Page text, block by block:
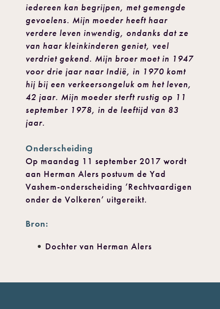
iedereen kan begrijpen, met gemengde
gevoelens. Mijn moeder heeft haar
verdere leven inwendig, ondanks dat ze
van haar kleinkinderen geniet, veel
verdriet gekend. Mijn broer moet in 1947
voor drie jaar naar Indië, in 1970 komt
hij bij een verkeersongeluk om het leven,
42 jaar. Mijn moeder sterft rustig op 11
september 1978, in de leeftijd van 83
jaar.
Onderscheiding
Op maandag 11 september 2017 wordt
aan Herman Alers postuum de Yad
Vashem-onderscheiding ‘Rechtvaardigen
onder de Volkeren’ uitgereikt.
Bron:
Dochter van Herman Alers